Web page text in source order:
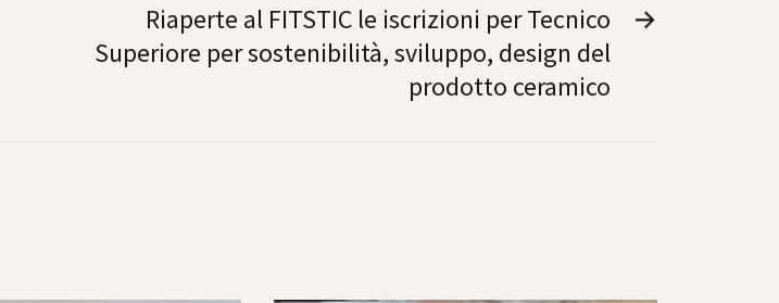
→
Riaperte al FITSTIC le iscrizioni per Tecnico
Superiore per sostenibilità, sviluppo, design del
prodotto ceramico